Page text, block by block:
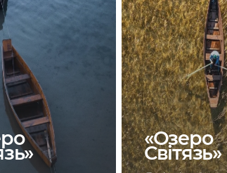
«Озеро
Світязь»